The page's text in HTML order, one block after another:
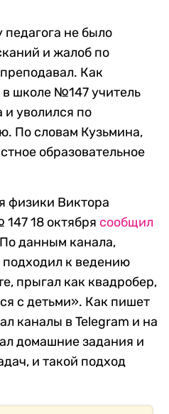
педагога не было
и жалоб по
Как
школе №147 учитель
и уволился по
По словам Кузьмина,
образовательное
физики Виктора
18 октября сообщил
данным канала,
подходил к ведению
прыгал как квадробер,
с детьми». Как пишет
каналы в Telegram и на
домашние задания и
и такой подход